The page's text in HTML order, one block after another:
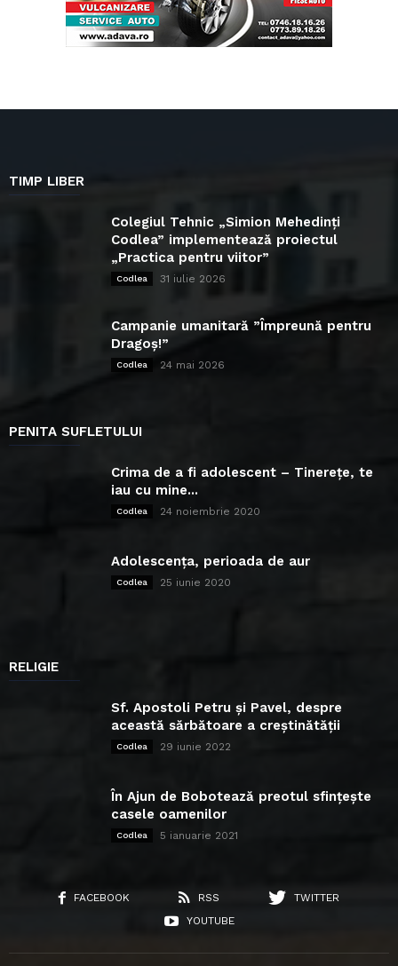
TIMP LIBER
Colegiul Tehnic „Simion Mehedinți
Codlea” implementează proiectul
„Practica pentru viitor”
Codlea 31 iulie 2026
Campanie umanitară ”Împreună pentru
Dragoș!”
Codlea 24 mai 2026
PENITA SUFLETULUI
Crima de a fi adolescent – Tinerețe, te
iau cu mine...
Codlea 24 noiembrie 2020
Adolescența, perioada de aur
Codlea 25 iunie 2020
RELIGIE
Sf. Apostoli Petru și Pavel, despre
această sărbătoare a creștinătății
Codlea 29 iunie 2022
În Ajun de Bobotează preotul sfințește
casele oamenilor
Codlea 5 ianuarie 2021
FACEBOOK RSS
TWITTER
YOUTUBE